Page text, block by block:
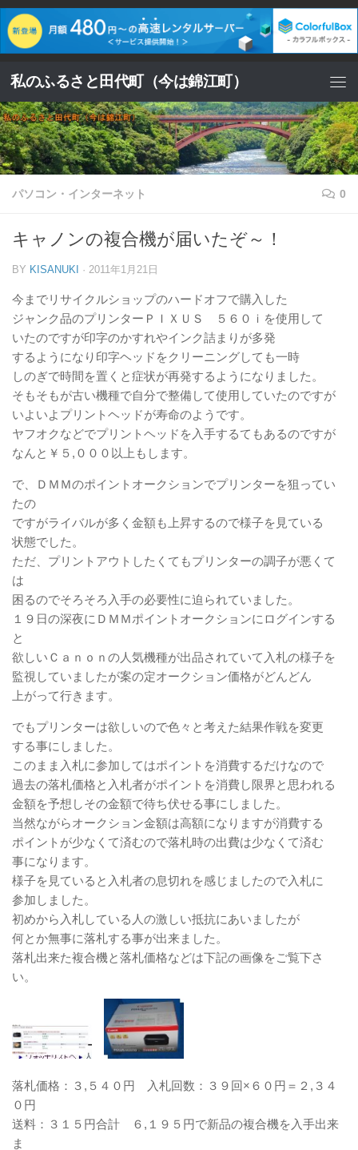
コンテンツへスキップ
私のふるさと田代町（今は錦江町）
パソコン・インターネット 0
キャノンの複合機が届いたぞ～！
BY KISANUKI · 2011年1月21日
今までリサイクルショップのハードオフで購入した
ジャンク品のプリンターＰＩＸＵＳ ５６０ｉを使用して
いたのですが印字のかすれやインク詰まりが多発
するようになり印字ヘッドをクリーニングしても一時
しのぎで時間を置くと症状が再発するようになりました。
そもそもが古い機種で自分で整備して使用していたのですが
いよいよプリントヘッドが寿命のようです。
ヤフオクなどでプリントヘッドを入手するてもあるのですが
なんと￥５,０００以上もします。
で、ＤＭＭのポイントオークションでプリンターを狙ってい
たの
ですがライバルが多く金額も上昇するので様子を見ている
状態でした。
ただ、プリントアウトしたくてもプリンターの調子が悪くて
は
困るのでそろそろ入手の必要性に迫られていました。
１９日の深夜にＤＭＭポイントオークションにログインする
と
欲しいＣａｎｏｎの人気機種が出品されていて入札の様子を
監視していましたが案の定オークション価格がどんどん
上がって行きます。
でもプリンターは欲しいので色々と考えた結果作戦を変更
する事にしました。
このまま入札に参加してはポイントを消費するだけなので
過去の落札価格と入札者がポイントを消費し限界と思われる
金額を予想しその金額で待ち伏せる事にしました。
当然ながらオークション金額は高額になりますが消費する
ポイントが少なくて済むので落札時の出費は少なくて済む
事になります。
様子を見ていると入札者の息切れを感じましたので入札に
参加しました。
初めから入札している人の激しい抵抗にあいましたが
何とか無事に落札する事が出来ました。
落札出来た複合機と落札価格などは下記の画像をご覧下さ
い。
落札価格：３,５４０円 入札回数：３９回×６０円＝２,３４
０円
送料：３１５円合計 ６,１９５円で新品の複合機を入手出来
ま